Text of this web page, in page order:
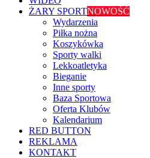
ŻARY SPORTNOWOŚĆ
Wydarzenia
Piłka nożna
Koszykówka
Sporty walki
Lekkoatletyka
Bieganie
Inne sporty
Baza Sportowa
Oferta Klubów
Kalendarium
RED BUTTON
REKLAMA
KONTAKT